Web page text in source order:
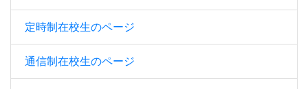
定時制在校生のページ
通信制在校生のページ